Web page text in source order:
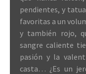
pendientes, y
favoritas a un
y también rojo,
sangre caliente
pasión y la
casta… ¿Es un